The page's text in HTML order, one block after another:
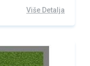
Više Detalja